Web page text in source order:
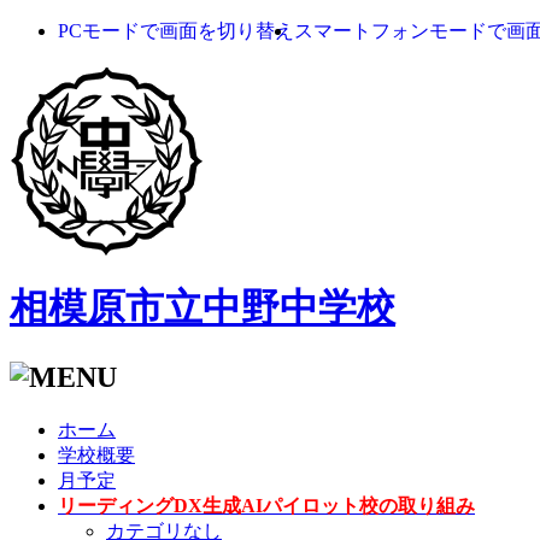
PCモードで画面を切り替え スマートフォンモードで画
相模原市立中野中学校
ホーム
学校概要
月予定
リーディングDX生成AIパイロット校の取り組み
カテゴリなし